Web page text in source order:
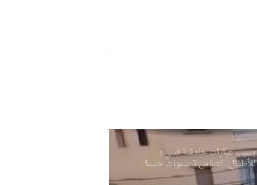
خطير بأميزور
وهران: مصرع عاملين في انهيار
بسبب عبارات خادشة تسيء
للأطفال..التماس 3 سنوات حبسا
نافذا لمتهم